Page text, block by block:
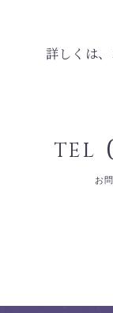
詳しくは
TEL
お